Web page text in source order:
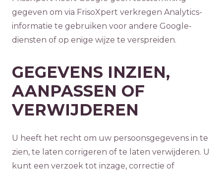
gegeven om via FrisoXpert verkregen Analytics-
informatie te gebruiken voor andere Google-
diensten of op enige wijze te verspreiden.
GEGEVENS INZIEN,
AANPASSEN OF
VERWIJDEREN
U heeft het recht om uw persoonsgegevens in te
zien, te laten corrigeren of te laten verwijderen. U
kunt een verzoek tot inzage, correctie of